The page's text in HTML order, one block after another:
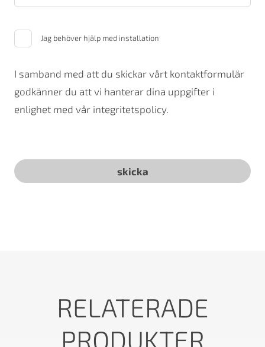
Jag behöver hjälp med installation
I samband med att du skickar vårt kontaktformulär
godkänner du att vi hanterar dina uppgifter i
enlighet med vår integritetspolicy.
RELATERADE
PRODUKTER